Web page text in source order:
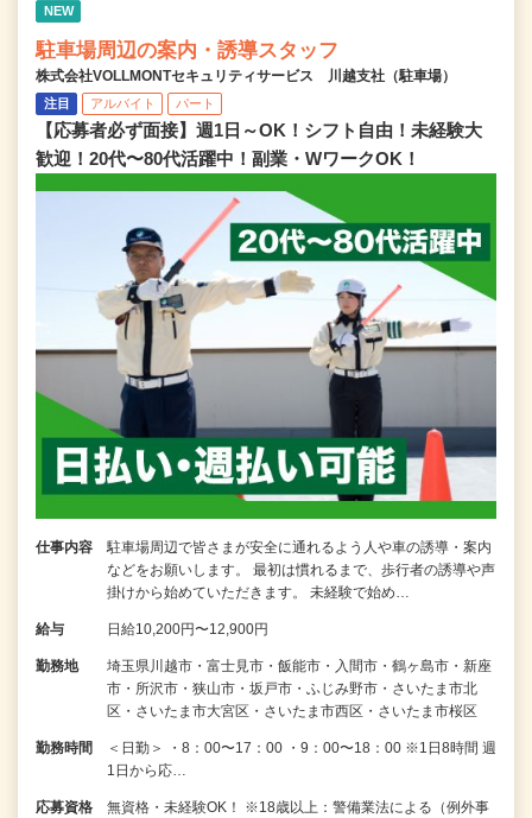
NEW
駐車場周辺の案内・誘導スタッフ
株式会社VOLLMONTセキュリティサービス 川越支社（駐車場）
注目 アルバイト パート
【応募者必ず面接】週1日～OK！シフト自由！未経験大
歓迎！20代〜80代活躍中！副業・WワークOK！
仕事内容
駐車場周辺で皆さまが安全に通れるよう人や車の誘導・案内
などをお願いします。 最初は慣れるまで、歩行者の誘導や声
掛けから始めていただきます。 未経験で始め…
給与 日給10,200円〜12,900円
勤務地
埼玉県川越市・富士見市・飯能市・入間市・鶴ヶ島市・新座
市・所沢市・狭山市・坂戸市・ふじみ野市・さいたま市北
区・さいたま市大宮区・さいたま市西区・さいたま市桜区
勤務時間
＜日勤＞ ・8：00〜17：00 ・9：00〜18：00 ※1日8時間 週
1日から応…
応募資格
無資格・未経験OK！ ※18歳以上：警備業法による（例外事